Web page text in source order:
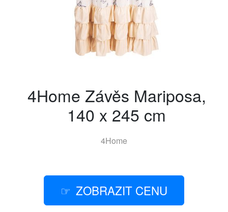
4Home Závěs Mariposa,
140 x 245 cm
4Home
ZOBRAZIT CENU